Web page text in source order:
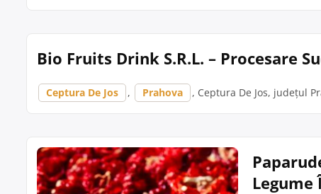
Bio Fruits Drink S.R.L. – Procesare
Ceptura De Jos , Prahova , Ceptura De Jos, județul
Legume